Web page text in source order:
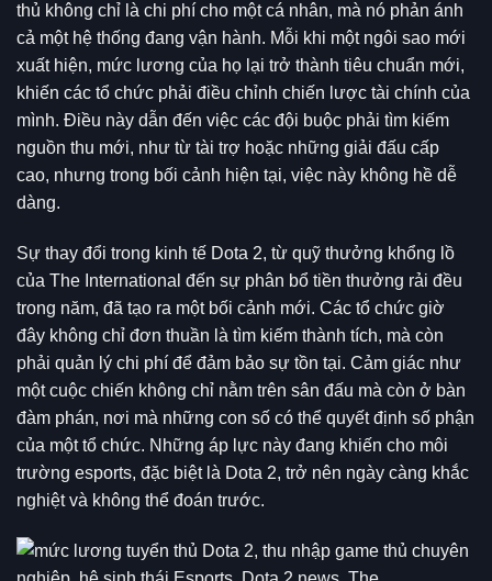
thủ không chỉ là chi phí cho một cá nhân, mà nó phản ánh
cả một hệ thống đang vận hành. Mỗi khi một ngôi sao mới
xuất hiện, mức lương của họ lại trở thành tiêu chuẩn mới,
khiến các tổ chức phải điều chỉnh chiến lược tài chính của
mình. Điều này dẫn đến việc các đội buộc phải tìm kiếm
nguồn thu mới, như từ tài trợ hoặc những giải đấu cấp
cao, nhưng trong bối cảnh hiện tại, việc này không hề dễ
dàng.
Sự thay đổi trong kinh tế Dota 2, từ quỹ thưởng khổng lồ
của The International đến sự phân bổ tiền thưởng rải đều
trong năm, đã tạo ra một bối cảnh mới. Các tổ chức giờ
đây không chỉ đơn thuần là tìm kiếm thành tích, mà còn
phải quản lý chi phí để đảm bảo sự tồn tại. Cảm giác như
một cuộc chiến không chỉ nằm trên sân đấu mà còn ở bàn
đàm phán, nơi mà những con số có thể quyết định số phận
của một tổ chức. Những áp lực này đang khiến cho môi
trường esports, đặc biệt là Dota 2, trở nên ngày càng khắc
nghiệt và không thể đoán trước.